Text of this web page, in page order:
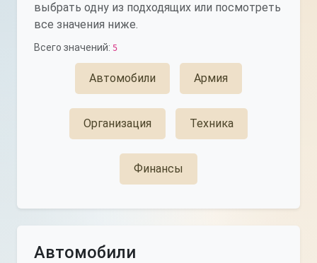
выбрать одну из подходящих или посмотреть
все значения ниже.
Всего значений: 5
Автомобили Армия
Организация Техника
Финансы
Автомобили